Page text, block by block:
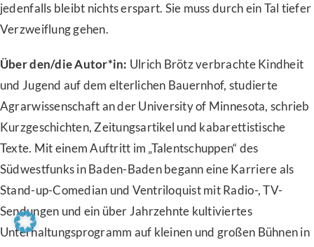
jedenfalls bleibt nichts erspart. Sie muss durch ein Tal tiefer
Verzweiflung gehen.
Über den/die Autor*in: Ulrich Brötz verbrachte Kindheit
und Jugend auf dem elterlichen Bauernhof, studierte
Agrarwissenschaft an der University of Minnesota, schrieb
Kurzgeschichten, Zeitungsartikel und kabarettistische
Texte. Mit einem Auftritt im „Talentschuppen“ des
Südwestfunks in Baden-Baden begann eine Karriere als
Stand-up-Comedian und Ventriloquist mit Radio-, TV-
Sendungen und ein über Jahrzehnte kultiviertes
Unterhaltungsprogramm auf kleinen und großen Bühnen in